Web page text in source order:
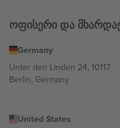
ოფისერი და
Germany
Unter den Linden 24, 10117
Berlin, Germany
United States